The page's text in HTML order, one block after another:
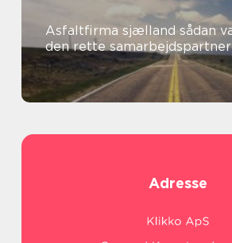
Asfaltfirma sjælland sådan vælger du
den rette samarbejdspartner
Adresse